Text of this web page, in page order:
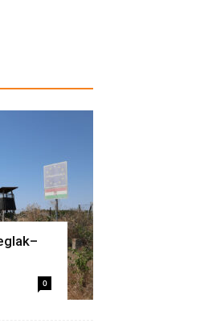
0